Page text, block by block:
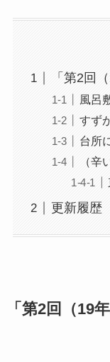
「第2回
風呂
すず
台所
（辛
更新履歴
「第2回（19